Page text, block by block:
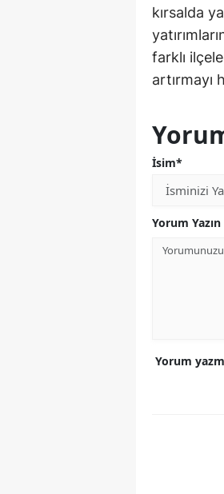
kırsalda
farklı
artırmayı
İsim*
Yorum
Yorum